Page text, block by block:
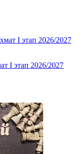
I этап 2026/2027